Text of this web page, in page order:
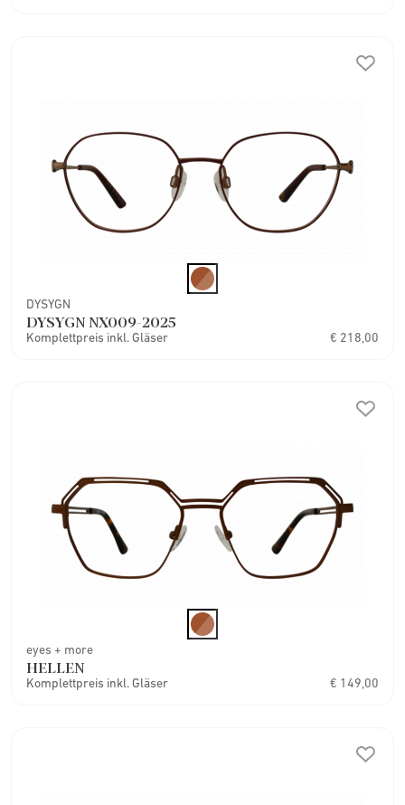
DYSYGN
DYSYGN NX009-2025
Komplettpreis inkl. Gläser € 218,00
eyes + more
HELLEN
Komplettpreis inkl. Gläser € 149,00